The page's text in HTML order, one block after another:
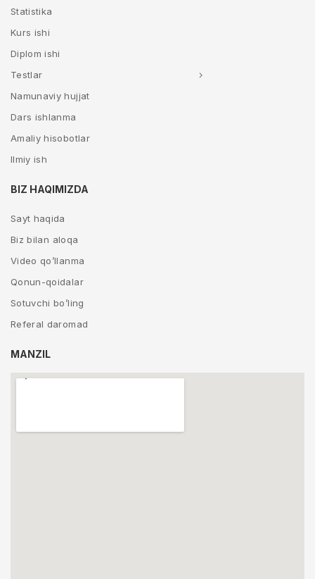
Statistika
Kurs ishi
Diplom ishi
Testlar
Namunaviy hujjat
Dars ishlanma
Amaliy hisobotlar
Ilmiy ish
BIZ HAQIMIZDA
Sayt haqida
Biz bilan aloqa
Video qo’llanma
Qonun-qoidalar
Sotuvchi bo’ling
Referal daromad
MANZIL